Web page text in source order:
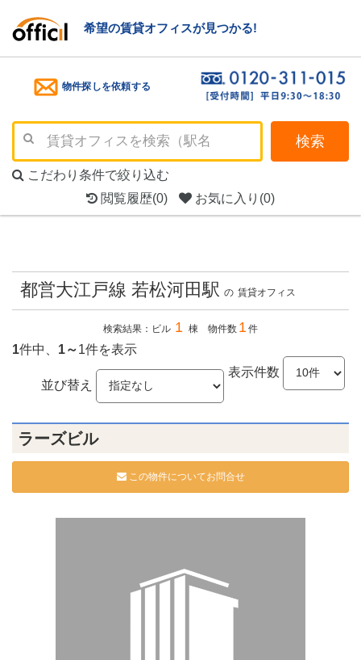
希望の賃貸オフィスが見つかる!
物件探しを依頼する
検索
こだわり条件で絞り込む
閲覧履歴(0) お気に入り (0)
都営大江戸線 若松河田駅 の 賃貸オフィス
検索結果：ビル 1 棟 物件数 1件
1件中、 1～1件を表示
表示件数
並び替え
ラーズビル
この物件についてお問合せ